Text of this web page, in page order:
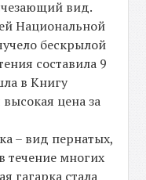
вид.
Национальной
бескрылой
составила 9
в Книгу
цена за
– вид пернатых,
течение многих
гагарка стала